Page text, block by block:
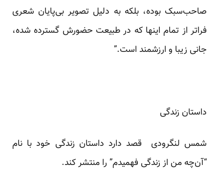
صاحب‌سبک بوده، بلکه به دلیل تصویر بی‌پایان شعری
فراتر از تمام اینها که در طبیعت حضورش گسترده شده،
جانی زیبا و ارزشمند است.”
داستان زندگی
شمس لنگرودی قصد دارد داستان زندگی خود با نام
“آن‌چه من از زندگی فهمیدم” را منتشر کند.